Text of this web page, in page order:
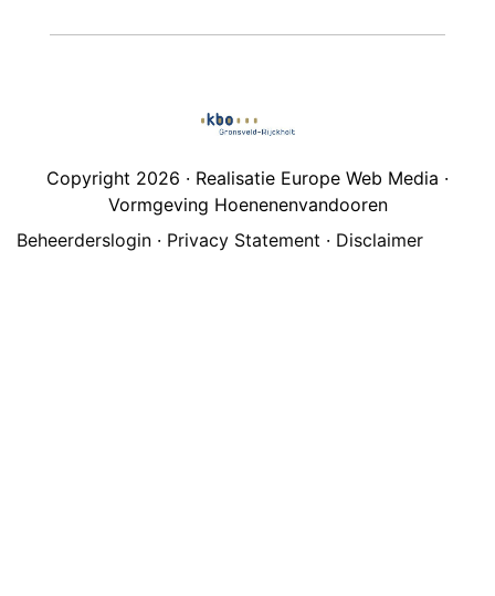
Copyright 2026 · Realisatie Europe Web Media ·
Vormgeving Hoenenenvandooren
Beheerderslogin · Privacy Statement · Disclaimer